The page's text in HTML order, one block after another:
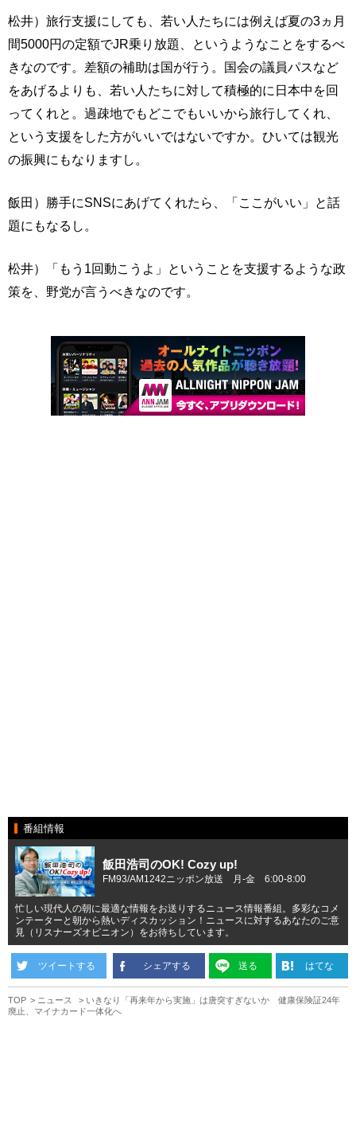
松井）旅行支援にしても、若い人たちには例えば夏の3ヵ月
間5000円の定額でJR乗り放題、というようなことをするべ
きなのです。差額の補助は国が行う。国会の議員パスなど
をあげるよりも、若い人たちに対して積極的に日本中を回
ってくれと。過疎地でもどこでもいいから旅行してくれ、
という支援をした方がいいではないですか。ひいては観光
の振興にもなりますし。
飯田）勝手にSNSにあげてくれたら、「ここがいい」と話
題にもなるし。
松井）「もう1回動こうよ」ということを支援するような政
策を、野党が言うべきなのです。
番組情報
飯田浩司のOK! Cozy up!
FM93/AM1242ニッポン放送 月-金 6:00-8:00
忙しい現代人の朝に最適な情報をお送りするニュース情報番組。多彩なコメ
ンテーターと朝から熱いディスカッション！ニュースに対するあなたのご意
見（リスナーズオピニオン）をお待ちしています。
ツイートする シェアする 送る はてな
TOP ニュース
いきなり「再来年から実施」は唐突すぎないか 健康保険証24年
廃止、マイナカード一体化へ